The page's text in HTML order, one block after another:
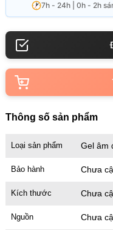
7h - 24h | 0h - 2h
Thông số sản phẩm
Loại sản phẩm Gel âm
Bảo hành Chưa
Kích thước Chưa
Nguồn Chưa